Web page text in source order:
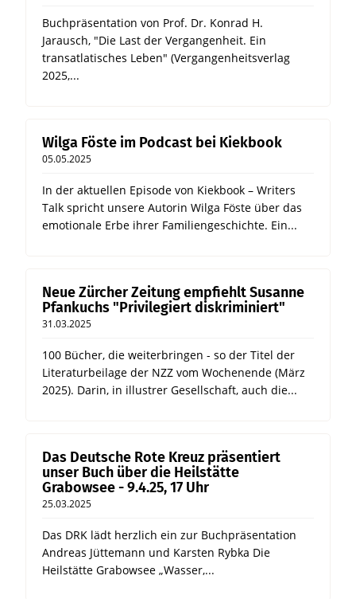
Buchpräsentation von Prof. Dr. Konrad H.
Jarausch, "Die Last der Vergangenheit. Ein
transatlatisches Leben" (Vergangenheitsverlag
2025,...
Wilga Föste im Podcast bei Kiekbook
05.05.2025
In der aktuellen Episode von Kiekbook – Writers
Talk spricht unsere Autorin Wilga Föste über das
emotionale Erbe ihrer Familiengeschichte. Ein...
Neue Zürcher Zeitung empfiehlt Susanne
Pfankuchs "Privilegiert diskriminiert"
31.03.2025
100 Bücher, die weiterbringen - so der Titel der
Literaturbeilage der NZZ vom Wochenende (März
2025). Darin, in illustrer Gesellschaft, auch die...
Das Deutsche Rote Kreuz präsentiert
unser Buch über die Heilstätte
Grabowsee - 9.4.25, 17 Uhr
25.03.2025
Das DRK lädt herzlich ein zur Buchpräsentation
Andreas Jüttemann und Karsten Rybka Die
Heilstätte Grabowsee „Wasser,...